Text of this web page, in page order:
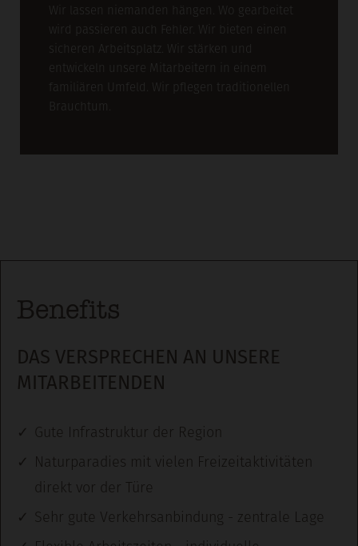
Wir lassen niemanden hängen. Wo gearbeitet
wird passieren auch Fehler. Wir bieten einen
sicheren Arbeitsplatz. Wir stärken und
entwickeln unsere Mitarbeitern in einem
familiären Umfeld. Wir pflegen traditionellen
Brauchtum.
Benefits
DAS VERSPRECHEN AN UNSERE
MITARBEITENDEN
Gute Infrastruktur der Region
Naturparadies mit vielen Freizeitaktivitäten
direkt vor der Türe
Sehr gute Verkehrsanbindung - zentrale Lage